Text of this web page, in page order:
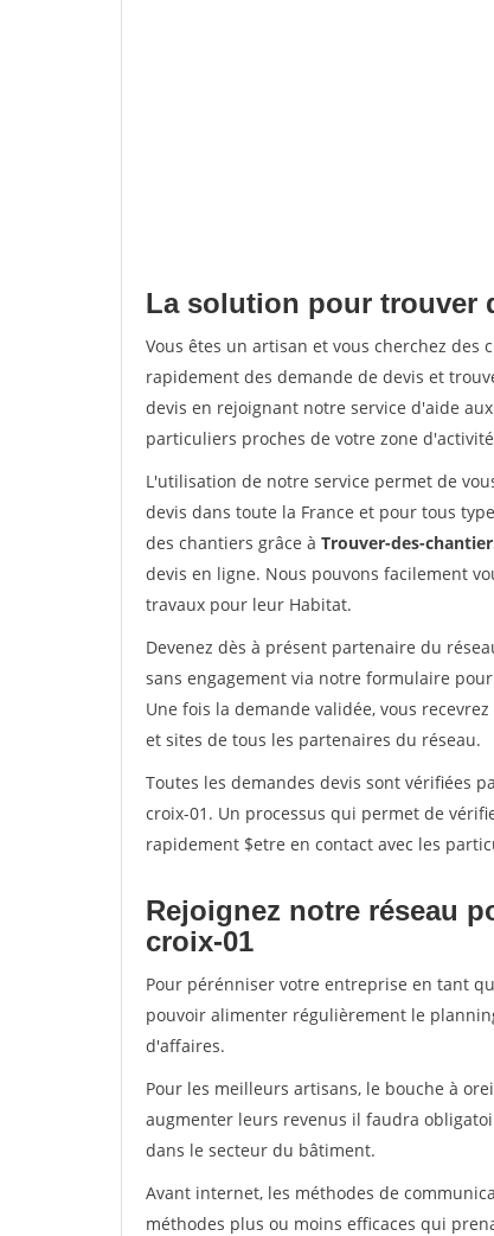
La solution pour trouver
Vous êtes un artisan et vous cherchez des
rapidement des demande de devis et
devis en rejoignant notre service d'aide
particuliers proches de votre zone
L'utilisation de notre service permet de
devis dans toute la France et pour tous
des chantiers grâce à Trouver-des-
devis en ligne. Nous pouvons facilement
travaux pour leur Habitat.
Devenez dès à présent partenaire du
sans engagement via notre formulaire
Une fois la demande validée, vous
et sites de tous les partenaires du réseau.
Toutes les demandes devis sont vérifiées
croix-01. Un processus qui permet de
rapidement $etre en contact avec les
Rejoignez notre réseau
croix-01
Pour pérénniser votre entreprise en tant
pouvoir alimenter régulièrement le
d'affaires.
Pour les meilleurs artisans, le bouche à
augmenter leurs revenus il faudra
dans le secteur du bâtiment.
Avant internet, les méthodes de
méthodes plus ou moins efficaces qui